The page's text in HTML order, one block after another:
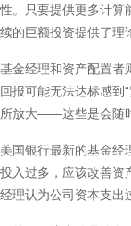
性。只要提供更多计算
续的巨额投资提供了理
基金经理和资产配置者
回报可能无法达标感到
所放大——这些是会随
美国银行最新的基金经
投入过多，应该改善资
经理认为公司资本支出